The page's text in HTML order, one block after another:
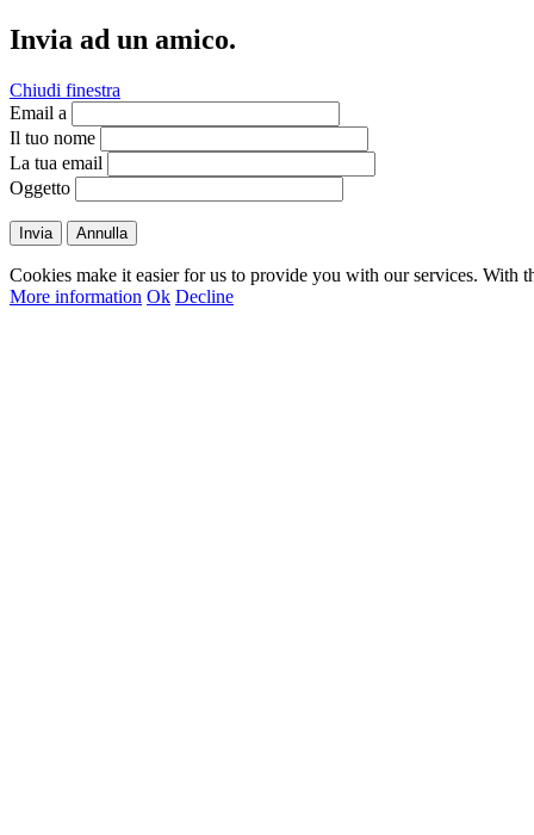
Invia ad un amico.
Chiudi finestra
Email a
Il tuo nome
La tua email
Oggetto
Invia Annulla
Cookies make it easier for us to provide you with our services. With
More information Ok Decline